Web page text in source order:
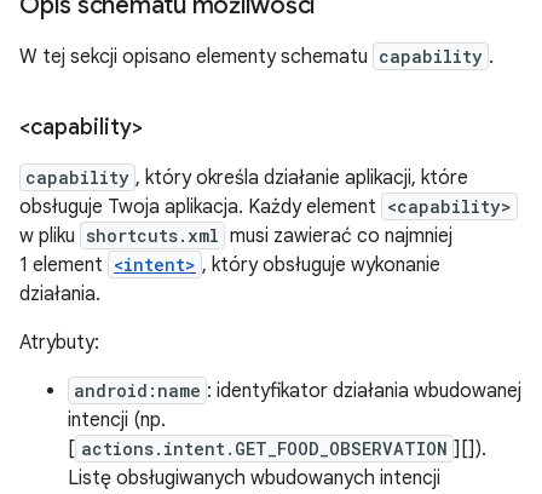
W tej sekcji opisano elementy schematu capability .
<capability>
capability , który określa działanie aplikacji, które
obsługuje Twoja aplikacja. Każdy element <capability>
w pliku shortcuts.xml musi zawierać co najmniej
1 element <intent> , który obsługuje wykonanie
działania.
Atrybuty:
android:name : identyfikator działania wbudowanej
intencji (np.
[ actions.intent.GET_FOOD_OBSERVATION ][]).
Listę obsługiwanych wbudowanych intencji